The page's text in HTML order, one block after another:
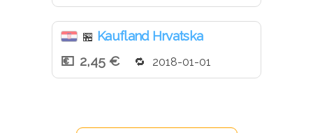
🏪 Kaufland Hrvatska
2,45 €
2018-01-01